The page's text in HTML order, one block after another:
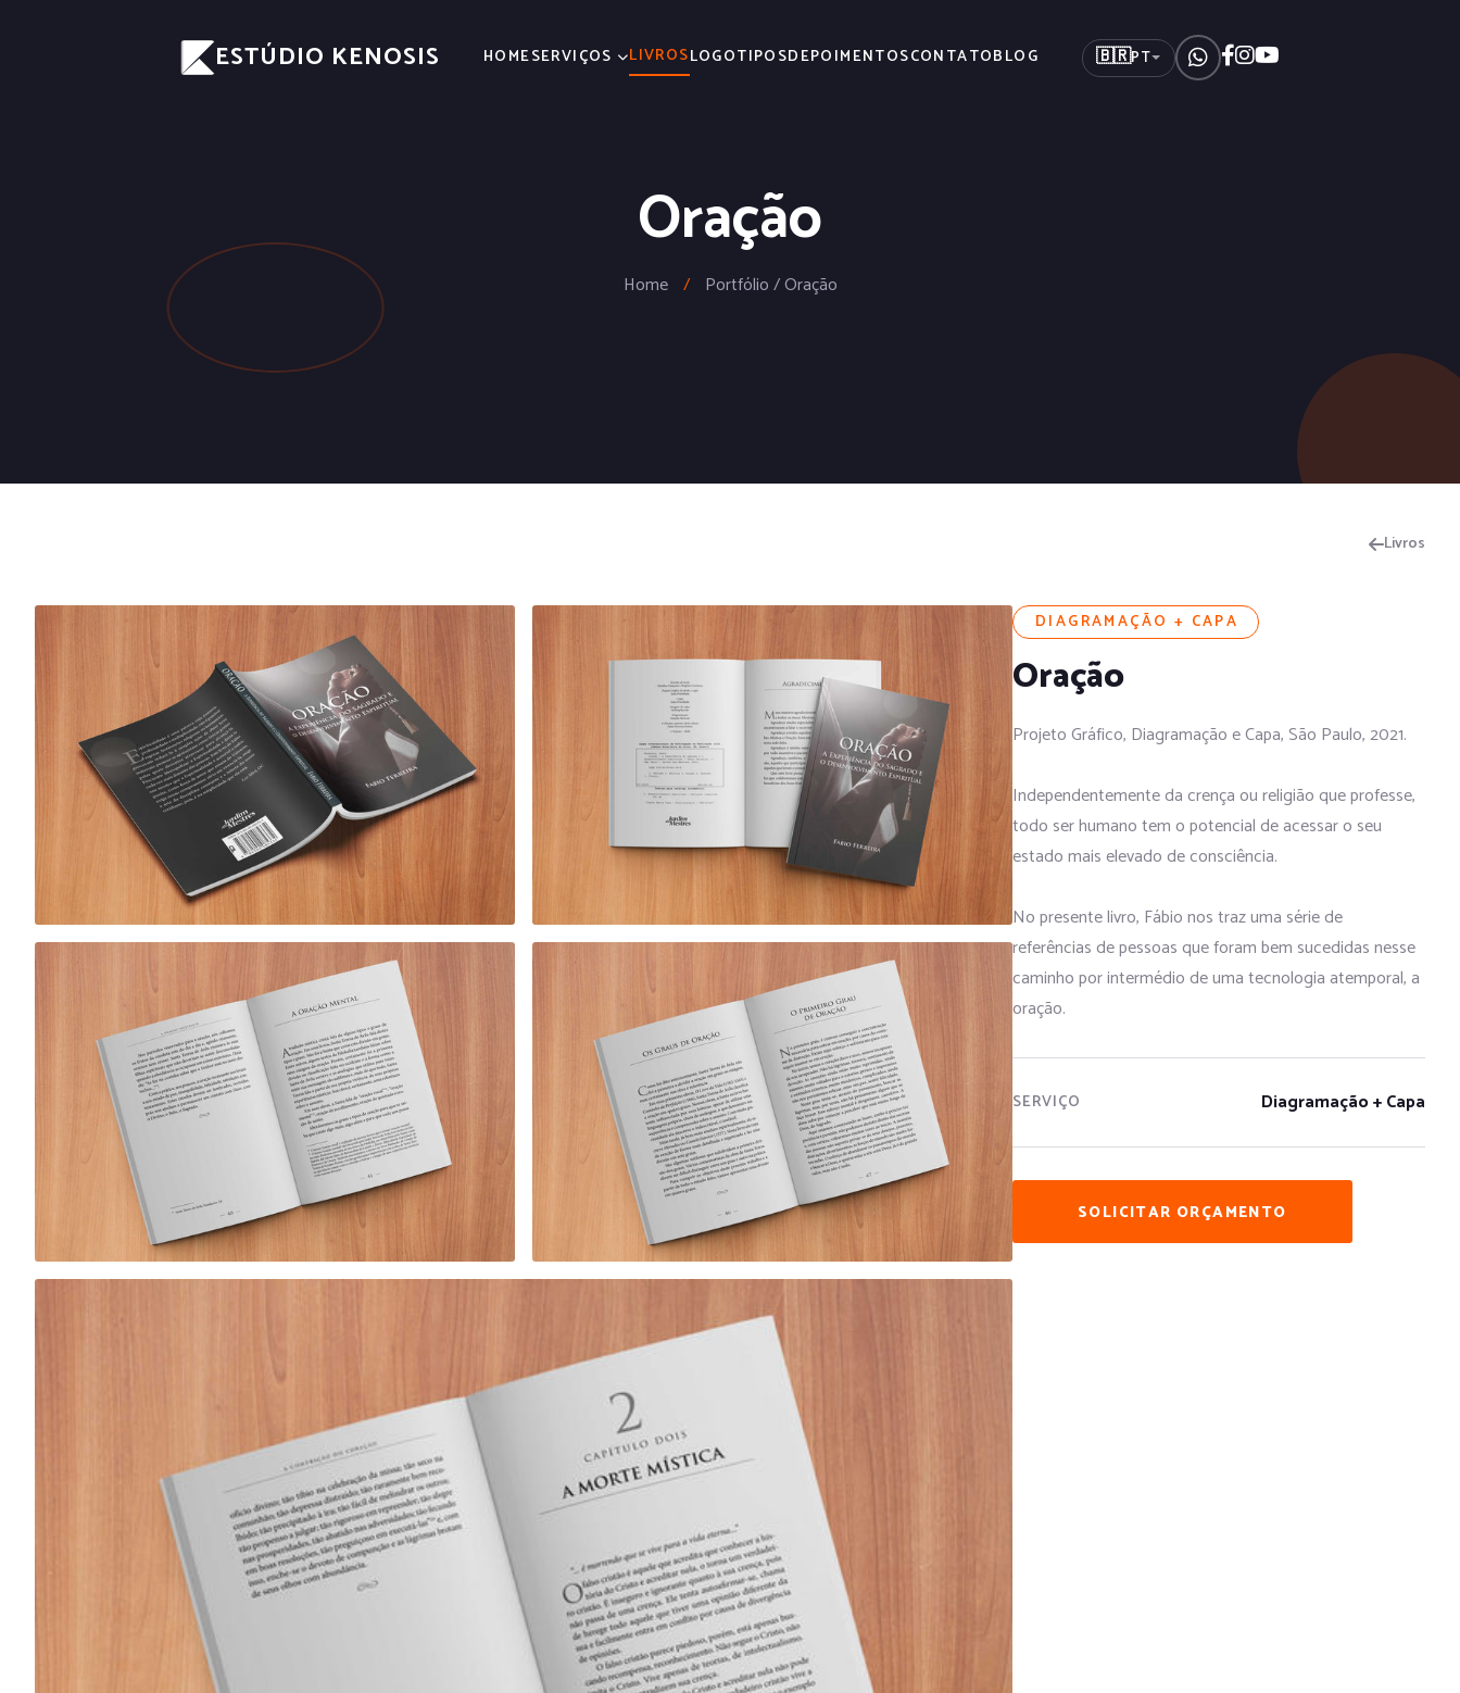
ESTÚDIO KENOSIS HOMESERVIÇOS LIVROSLOGOTIPOSDEPOIMENTOSCONTATOBLOG 🇧🇷PT
Oração
Home / Portfólio / Oração
Livros
DIAGRAMAÇÃO + CAPA
Oração
Projeto Gráfico, Diagramação e Capa, São Paulo, 2021.
Independentemente da crença ou religião que professe,
todo ser humano tem o potencial de acessar o seu
estado mais elevado de consciência.
No presente livro, Fábio nos traz uma série de
referências de pessoas que foram bem sucedidas nesse
caminho por intermédio de uma tecnologia atemporal, a
oração.
SERVIÇO Diagramação + Capa
SOLICITAR ORÇAMENTO